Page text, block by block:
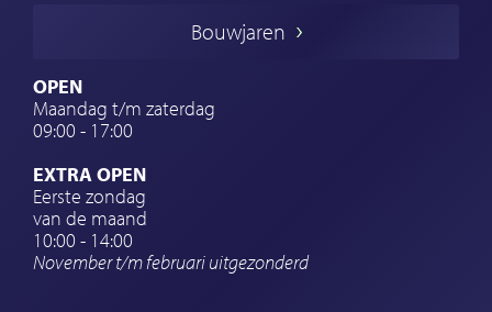
Zweedse oldtimers
Oldtimer verzekering
Oldtimer reizen
Oldtimerwerkplaats
Automerk horloges
Bouwjaren
OPEN
Maandag t/m zaterdag
09:00 - 17:00
EXTRA OPEN
Eerste zondag
van de maand
10:00 - 14:00
November t/m februariuitgezonderd